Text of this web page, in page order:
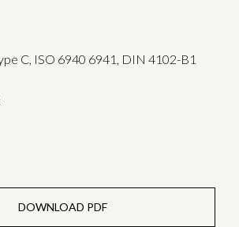
C, ISO 6940 6941, DIN 4102-B1
DOWNLOAD PDF